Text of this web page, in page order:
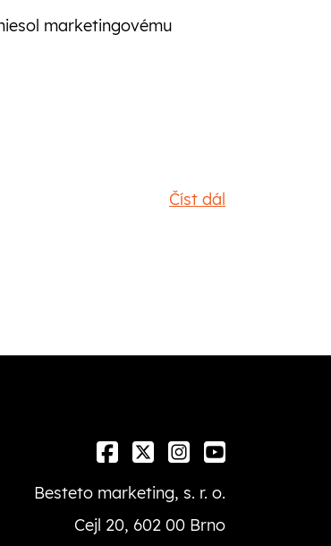
marketingovému
Číst dál
Besteto marketing, s. r. o.
Cejl 20, 602 00 Brno